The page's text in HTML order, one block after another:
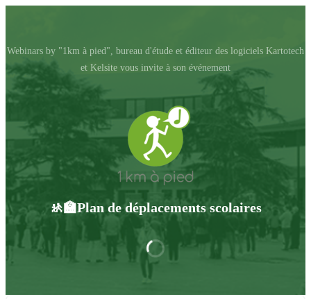
Webinars by "1km à pied", bureau d'étude et éditeur des logiciels Kartotech
et Kelsite vous invite à son événement
🚸🏫Plan de déplacements scolaires